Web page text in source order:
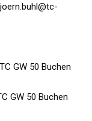
GW 50 Buchen
GW 50 Buchen